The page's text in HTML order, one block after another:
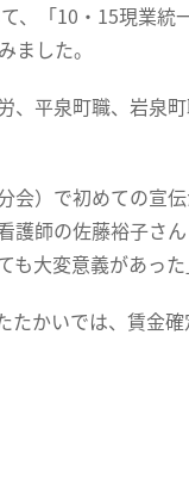
、「10・15現業統
した。
平泉町職、岩泉
）で初めての宣
師の佐藤裕子さ
大変意義があった
かいでは、賃金